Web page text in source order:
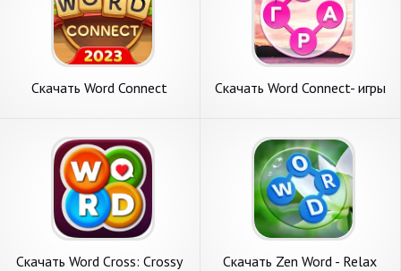
Скачать Word Connect
Скачать Word Connect- игры
Скачать Word Cross: Crossy
Скачать Zen Word - Relax